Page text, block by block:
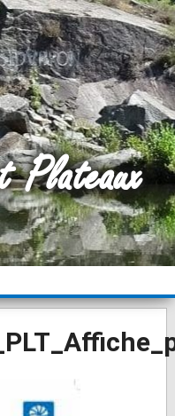
Plateaux